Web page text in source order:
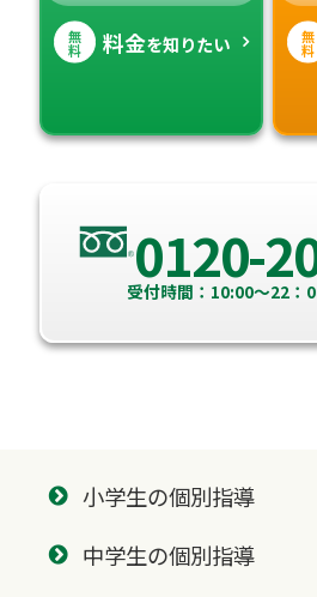
無
料 料金を知りたい 無
料
0120-
受付時間：10:00～22：
小学生の個別指導
中学生の個別指導